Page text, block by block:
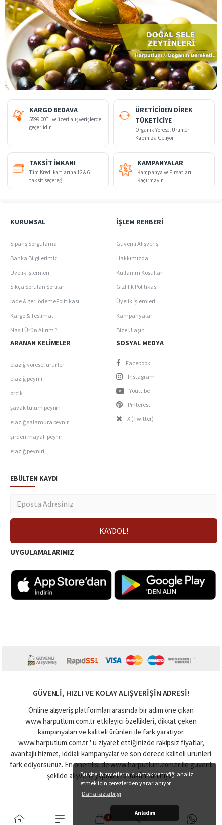
Bu site, hizmetlerini sunmak ve trafiği analiz
etmek için çerezlerden yararlanıyor.
Daha fazla bilgi
Anladım
KARGO BEDAVA
5599.00TL ve üzeri alışverişlerde
geçerlidir.
ÜRETİCİDEN DİREK
TÜKETİCİYE
Organik Yöresel Ürünler
Kapınıza Geliyor
TAKSIT İMKANI
Tüm Kredi kartlarına 12 & 6
taksit seçeneği
KAMPANYALAR
Kampanya ve Fırsatları
Kaçırmayın
KURUMSAL
Sipariş Sorgulama
Banka Bilgilerimiz
Üyelik İşlemleri
Sıkça Sorulan Sorular
İade & geri ödeme Politikası
Kargo & Teslimat
Nasıl Ürün Alırım ?
İŞLEM REHBERI
Güvenli Alışveriş
Hakkımızda
Kullanım Koşulları
Gizlilik Politikası
Üyelik İşlemleri
Kampanyalar
Bize Ulaşın
ARANAN KELIMELER
elazığ yöresel ürünler
elazığ peynir
orcik
şavak tulum peyniri
elazığ salamura peynir
şirden mayalı peynir
elazığ peyniri
SOSYAL MEDYA
Facebook
İnstagram
Youtube
Pinterest
X (Twitter)
EBÜLTEN KAYDI
UYGULAMALARIMIZ
GÜVENLI, HIZLI VE KOLAY ALIŞVERIŞIN ADRESI!
Online alışveriş platformları arasında bir adım öne çıkan
www.harputlum.com.tr etkileyici özellikleri, dikkat çeken
kampanyaları ve kaliteli ürünleri ile fark yaratıyor.
www.harputlum.com.tr ' u ziyaret ettiğinizde rakipsiz fiyatlar,
avantajlı hizmet, iddialı kampanyalar ve son derece kaliteli ürünleri
fark ediyorsunuz. En önemlisi de www.harputlum.com.tr ile güvenli
şekilde alışveriş yapmanıza imkân tanınıyor.
0